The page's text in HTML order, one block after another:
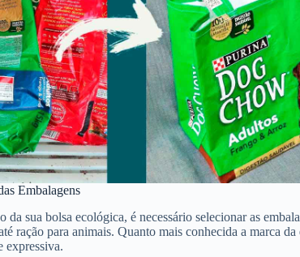
Embalagens
da sua bolsa ecológica, é necessário selecionar as
ração para animais. Quanto mais conhecida a marca
expressiva.